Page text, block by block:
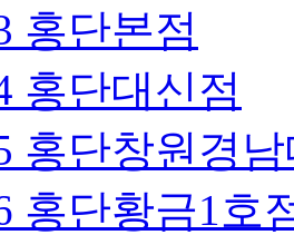
홍단본점
홍단대신점
홍단창원경
홍단황금1호